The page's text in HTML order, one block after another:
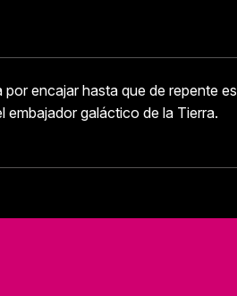
por encajar hasta que de repente es
embajador galáctico de la Tierra.